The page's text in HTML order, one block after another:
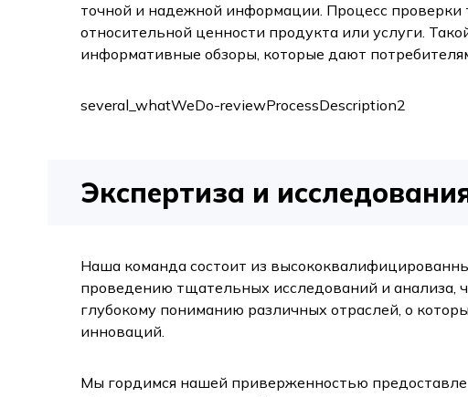
точной и надежной информации. Процесс проверки
относительной ценности продукта или услуги.
информативные обзоры, которые дают
several_whatWeDo-reviewProcessDescription2
Экспертиза и
Наша команда состоит из
проведению тщательных исследований и анализа,
глубокому пониманию различных отраслей, о
инноваций.
Мы гордимся нашей приверженностью